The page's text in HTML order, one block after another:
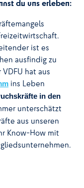
du uns erleben:
ist es
ausfindig zu
hat aus
ins Leben
in den
unterschätzt
aus unseren
Know-How mit